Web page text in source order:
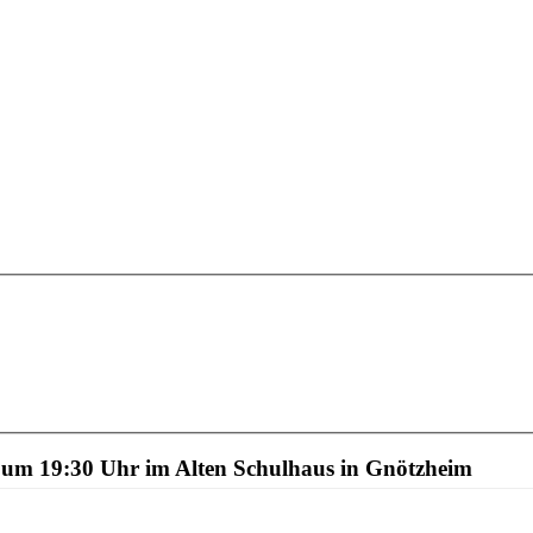
19:30 Uhr im Alten Schulhaus in Gnötzheim